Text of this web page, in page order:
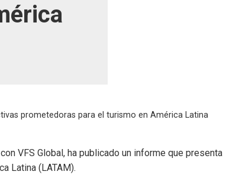
prometedoras para el turismo en América Latina
VFS Global, ha publicado un informe que presenta
Latina (LATAM).